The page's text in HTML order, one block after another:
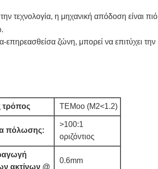
τεχνολογία, η μηχανική απόδοση είναι πιό
επηρεασθείσα ζώνη, μπορεί να επιτύχει την
τρόπος TEMoo (M2<1.2)
πόλωσης:
>100:1
οριζόντιος
ακτίνων @
0.6mm